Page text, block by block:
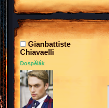
Gianbattiste
Chiavaelli
Dospělák